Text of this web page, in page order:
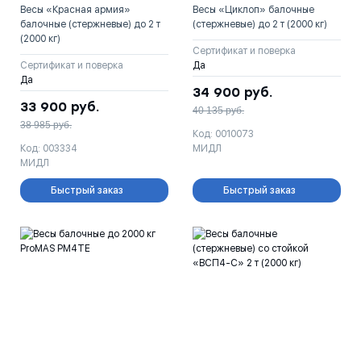
Весы «Красная армия»
балочные (стержневые) до 2 т
(2000 кг)
Сертификат и поверка
Да
33 900 руб.
38 985руб.
Код: 003334
МИДЛ
Быстрый заказ
Весы «Циклоп» балочные
(стержневые) до 2 т (2000 кг)
Сертификат и поверка
Да
34 900 руб.
40 135руб.
Код: 0010073
МИДЛ
Быстрый заказ